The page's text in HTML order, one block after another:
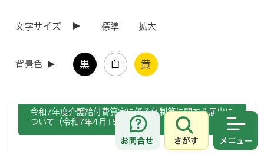
文字サイズ 標準 拡大
背景色 黒 白 黄
お問合せ
さがす
介護事業所等における指定申請等の電子申請について
令和7年度介護給付費算定に係る体制等に関する届出に
ついて（令和7年4月15日更新）